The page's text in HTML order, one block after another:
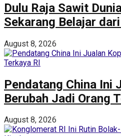
Dulu Raja Sawit
Sekarang Belajar
August 8, 2026
Pendatang China Ini
Berubah Jadi Orang
August 8, 2026